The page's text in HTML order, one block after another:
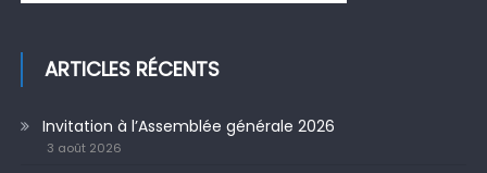
ARTICLES RÉCENTS
Invitation à l’Assemblée générale 2026
3 août 2026